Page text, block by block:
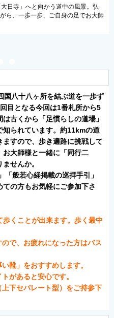
地蔵寺には奥の院があり、そこには等
す。それぞれに表情が異なる羅漢像は
国八十八ヶ所を結ぶ道を一歩ず
目となる今回は1番札所から5
古くから「足慣らしの道場」
知られています。約11kmの道
すので、歩き遍路に挑戦して
大師様と一緒に「同行二
せんか。
般若心経掲載の巡拝手引」
ての方もお気軽にご参加下さ
くことが出来ます。歩く最中
で、お疲れになった方はバス
靴」をおすすめします。
があると安心です。
下セパレート型）をご持参下